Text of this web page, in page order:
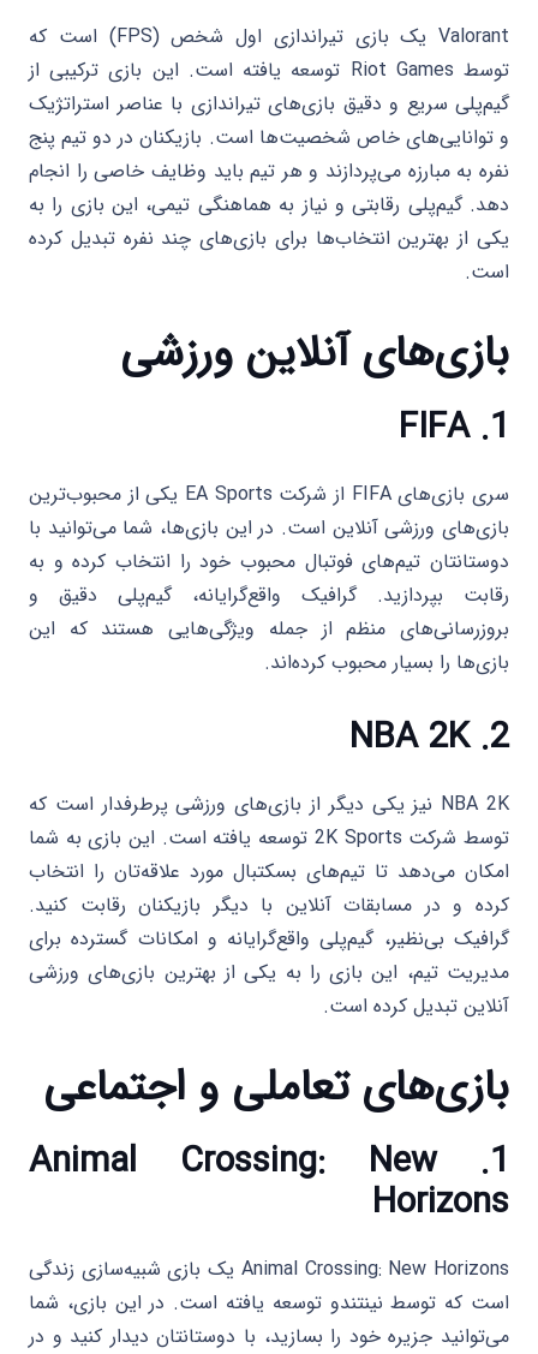
Valorant یک بازی تیراندازی اول شخص (FPS) است که
توسط Riot Games توسعه یافته است. این بازی ترکیبی از
گیم‌پلی سریع و دقیق بازی‌های تیراندازی با عناصر استراتژیک
و توانایی‌های خاص شخصیت‌ها است. بازیکنان در دو تیم پنج
نفره به مبارزه می‌پردازند و هر تیم باید وظایف خاصی را انجام
دهد. گیم‌پلی رقابتی و نیاز به هماهنگی تیمی، این بازی را به
یکی از بهترین انتخاب‌ها برای بازی‌های چند نفره تبدیل کرده
است.
بازی‌های آنلاین ورزشی
1.
FIFA
سری بازی‌های FIFA از شرکت EA Sports یکی از محبوب‌ترین
بازی‌های ورزشی آنلاین است. در این بازی‌ها، شما می‌توانید با
دوستانتان تیم‌های فوتبال محبوب خود را انتخاب کرده و به
رقابت بپردازید. گرافیک واقع‌گرایانه، گیم‌پلی دقیق و
بروزرسانی‌های منظم از جمله ویژگی‌هایی هستند که این
بازی‌ها را بسیار محبوب کرده‌اند.
2.
NBA 2K
NBA 2K نیز یکی دیگر از بازی‌های ورزشی پرطرفدار است که
توسط شرکت 2K Sports توسعه یافته است. این بازی به شما
امکان می‌دهد تا تیم‌های بسکتبال مورد علاقه‌تان را انتخاب
کرده و در مسابقات آنلاین با دیگر بازیکنان رقابت کنید.
گرافیک بی‌نظیر، گیم‌پلی واقع‌گرایانه و امکانات گسترده برای
مدیریت تیم، این بازی را به یکی از بهترین بازی‌های ورزشی
آنلاین تبدیل کرده است.
بازی‌های تعاملی و اجتماعی
1.
Animal Crossing: New
Horizons
Animal Crossing: New Horizons یک بازی شبیه‌سازی زندگی
است که توسط نینتندو توسعه یافته است. در این بازی، شما
می‌توانید جزیره خود را بسازید، با دوستانتان دیدار کنید و در